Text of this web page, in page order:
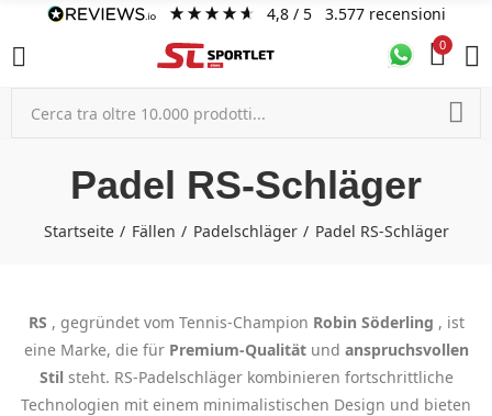
4,8/ 5 3.577 recensioni
0
Padel RS-Schläger
Startseite Fällen Padelschläger Padel RS-Schläger
RS , gegründet vom Tennis-Champion Robin Söderling , ist
eine Marke, die für Premium-Qualitätund anspruchsvollen
Stil steht. RS-Padelschläger kombinieren fortschrittliche
Technologien mit einem minimalistischen Design und bieten